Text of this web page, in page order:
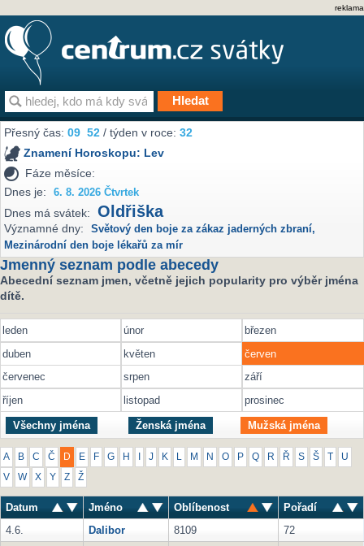
reklama
Přesný čas:09 52 / týden v roce:32
Znamení Horoskopu: Lev
Fáze měsíce:
Dnes je:
6. 8. 2026 Čtvrtek
Dnes má svátek: Oldřiška
Významné dny: Světový den boje za zákaz jaderných zbraní,
Mezinárodní den boje lékařů za mír
Jmenný seznam podle abecedy
Abecední seznam jmen, včetně jejich popularity pro výběr jména
dítě.
leden únor
březen
duben
květen
červen
červenec
srpen
září
říjen
listopad prosinec
Všechny jména Ženská jména Mužská jména
A B C Č D E F G H J K M N O P Q R Ř S Š U
V W X Y Z Ž
Datum Jméno Oblíbenost
Pořadí
4.6.
Dalibor 8109
72